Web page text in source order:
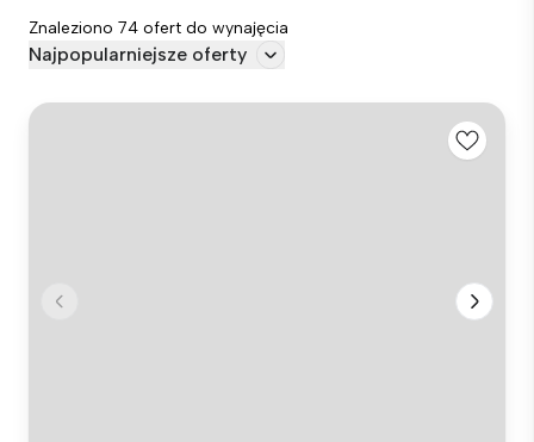
Znaleziono 74 ofert do wynajęcia
Najpopularniejsze oferty